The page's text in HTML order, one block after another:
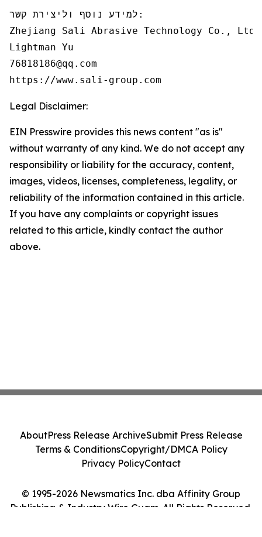
למידע נוסף וליצירת קשר:
Zhejiang Sali Abrasive Technology Co., Ltd
Lightman Yu
76818186@qq.com
https://www.sali-group.com
Legal Disclaimer:
EIN Presswire provides this news content "as is"
without warranty of any kind. We do not accept any
responsibility or liability for the accuracy, content,
images, videos, licenses, completeness, legality, or
reliability of the information contained in this article.
If you have any complaints or copyright issues
related to this article, kindly contact the author
above.
© 1995-2026 Newsmatics Inc. dba Affinity Group
Publishing & Industry Wire Guam. All Rights Reserved.
AboutPress Release ArchiveSubmit Press Release
Terms & ConditionsCopyright/DMCA Policy
Privacy PolicyContact